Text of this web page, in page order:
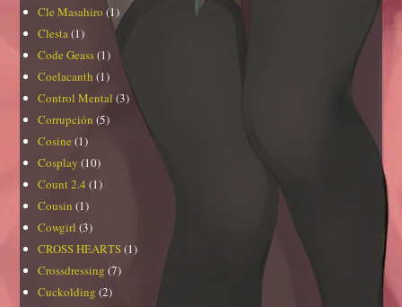
Cle Masahiro (1)
Clesta(1)
Code Geass(1)
Coelacanth (1)
Control Mental (3)
Corrupción (5)
Cosine (1)
Cosplay (10)
Count 2.4 (1)
Cousin (1)
Cowgirl (3)
CROSS HEARTS(1)
Crossdressing (7)
Cuckolding (2)